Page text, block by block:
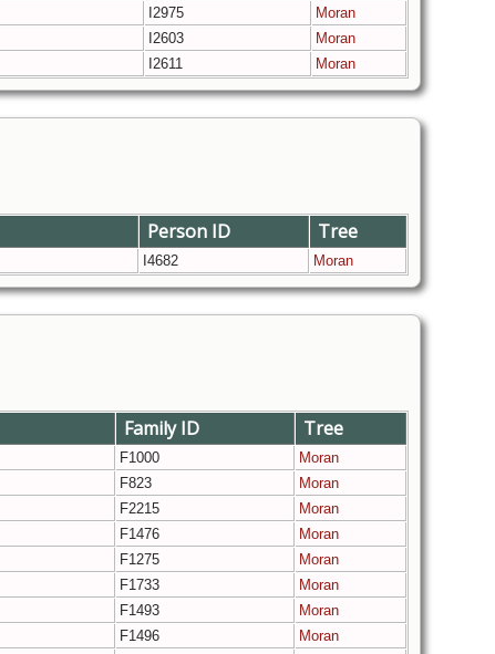
I2975
Moran
I2603
Moran
I2611 Moran
Person ID Tree
I4682 Moran
Family ID Tree
F1000
Moran
F823
Moran
F2215
Moran
F1476
Moran
F1275
Moran
F1733
Moran
F1493
Moran
F1496
Moran